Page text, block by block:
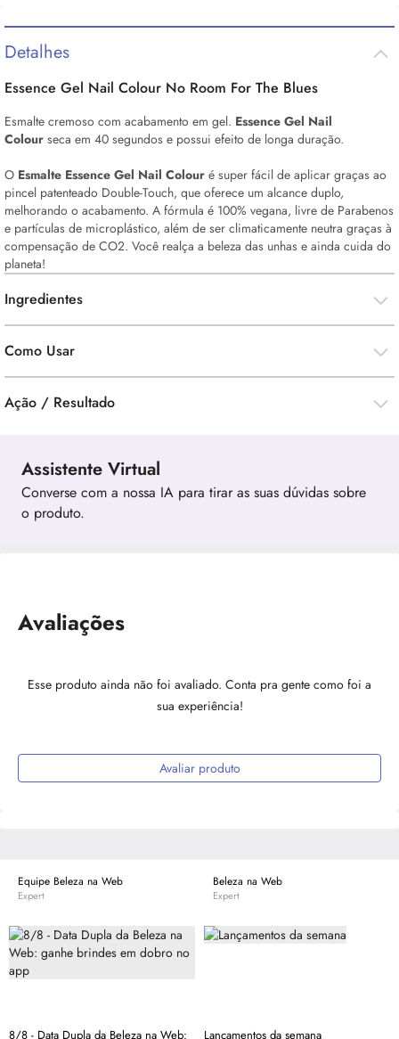
Detalhes
Essence Gel Nail Colour No Room For The Blues
Esmalte cremoso com acabamento em gel. Essence Gel Nail
Colour seca em 40 segundos e possui efeito de longa duração.
O Esmalte Essence Gel Nail Colour é super fácil de aplicar graças ao
pincel patenteado Double-Touch, que oferece um alcance duplo,
melhorando o acabamento. A fórmula é 100% vegana, livre de Parabenos
e partículas de microplástico, além de ser climaticamente neutra graças à
compensação de CO2. Você realça a beleza das unhas e ainda cuida do
planeta!
Ingredientes
Como Usar
Ação / Resultado
Assistente Virtual
Converse com a nossa IA para tirar as suas dúvidas sobre
o produto.
Avaliações
Esse produto ainda não foi avaliado. Conta pra gente como foi a
sua experiência!
Avaliar produto
Equipe Beleza na Web
Expert
8/8 - Data Dupla da Beleza na Web:
Beleza na Web
Expert
Lançamentos da semana